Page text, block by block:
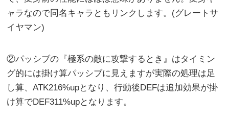
ャラなので同名キャラともリンクします。(グレートサ
イヤマン)
②パッシブの『極系の敵に攻撃するとき』はタイミン
グ的には掛け算パッシブに見えますが実際の処理は足
し算、ATK216%upとなり、行動後DEFは追加効果が掛
け算でDEF311%upとなります。